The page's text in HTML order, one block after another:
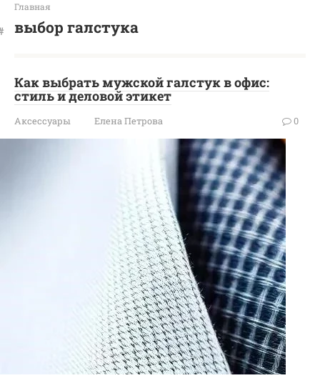
Главная
выбор галстука
Как выбрать мужской галстук в офис:
стиль и деловой этикет
Аксессуары Елена Петрова 0